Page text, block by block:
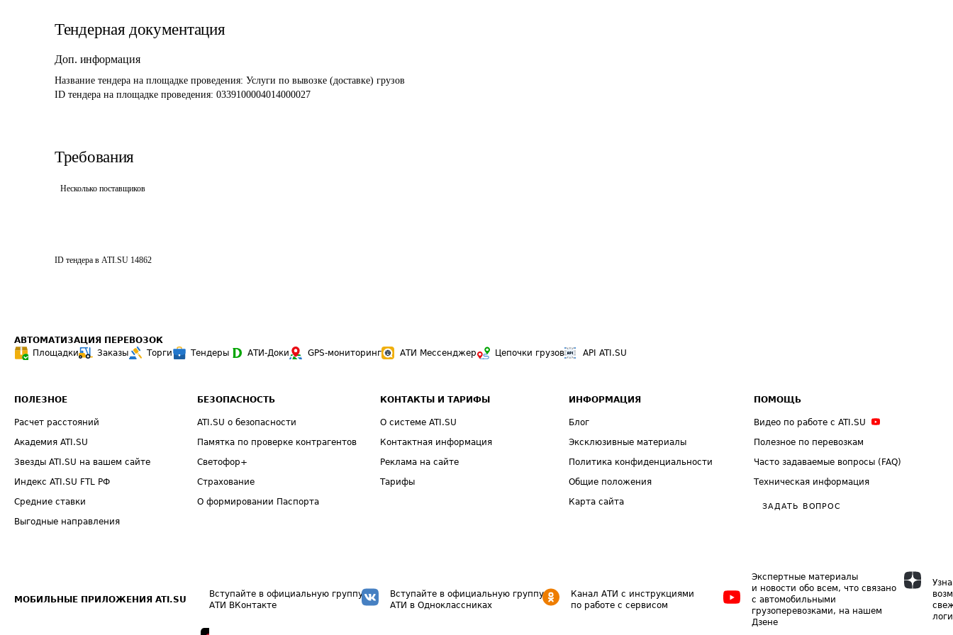
Тендерная документация
Доп. информация
Название тендера на площадке проведения: Услуги по вывозке (доставке) грузов
ID тендера на площадке проведения: 0339100004014000027
Требования
Несколько поставщиков
ID тендера в ATI.SU 14862
АВТОМАТИЗАЦИЯ ПЕРЕВОЗОК
Площадки
Заказы Торги Тендеры АТИ-Доки GPS-мониторинг АТИ Мессенджер Цепочки грузов API ATI.SU
ПОЛЕЗНОЕ
Расчет расстояний
Академия ATI.SU
Звезды ATI.SU на вашем сайте
Индекс ATI.SU FTL РФ
Средние ставки
Выгодные направления
БЕЗОПАСНОСТЬ
ATI.SU о безопасности
Памятка по проверке контрагентов
Светофор+
Страхование
О формировании Паспорта
КОНТАКТЫ И ТАРИФЫ
О системе ATI.SU
Контактная информация
Реклама на сайте
Тарифы
ИНФОРМАЦИЯ
Блог
Эксклюзивные материалы
Политика конфиденциальности
Общие положения
Карта сайта
ПОМОЩЬ
Видео по работе с ATI.SU
Полезное по перевозкам
Часто задаваемые вопросы (FAQ)
Техническая информация
ЗАДАТЬ ВОПРОС
МОБИЛЬНЫЕ ПРИЛОЖЕНИЯ ATI.SU
Вступайте в официальную группу
АТИ ВКонтакте
Вступайте в официальную группу
АТИ в Одноклассниках
Канал АТИ с инструкциями
по работе с сервисом
Экспертные материалы
и новости обо всем, что связано
с автомобильными
грузоперевозками, на нашем
Дзене